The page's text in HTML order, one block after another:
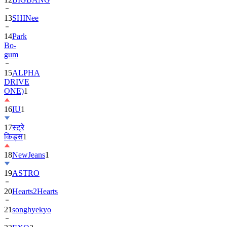
13SHINee
14Park
Bo-
gum
15ALPHA
DRIVE
ONE)1
16IU1
17स्ट्रे
किड्स1
18NewJeans1
19ASTRO
20Hearts2Hearts
21songhyekyo